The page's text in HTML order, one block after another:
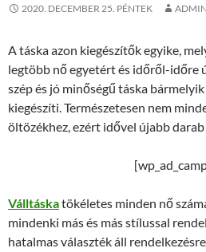
2020. DECEMBER 25. PÉNTEK ADMIN
A táska azon kiegészítők egyike,
legtöbb nő egyetért és időről-időre
szép és jó minőségű táska
kiegészíti. Természetesen nem
öltözékhez, ezért idővel újabb darab
Válltáskatökéletes minden nő
mindenki más és más stílussal
hatalmas választék áll